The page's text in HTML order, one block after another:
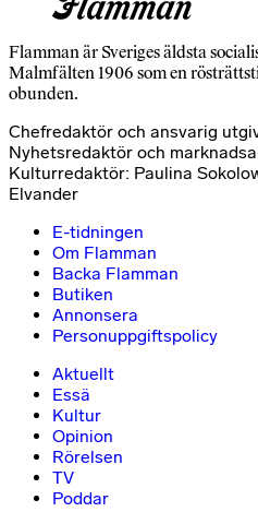
Flamman är Sveriges äldsta
Malmfälten 1906 som en
obunden.
Chefredaktör och ansvarig
Nyhetsredaktör och
Kulturredaktör: Paulina
Elvander
E-tidningen
Om Flamman
Backa Flamman
Butiken
Annonsera
Personuppgiftspolicy
Aktuellt
Essä
Kultur
Opinion
Rörelsen
TV
Poddar